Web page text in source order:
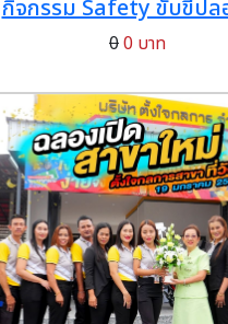
กิจกรรม Safety ขับขี่ป
00 บาท